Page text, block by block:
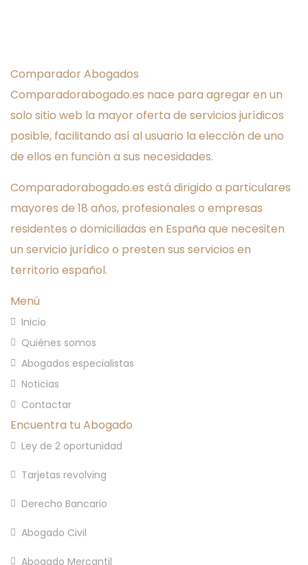
Comparador Abogados
Comparadorabogado.es nace para agregar en un
solo sitio web la mayor oferta de servicios jurídicos
posible, facilitando así al usuario la elección de uno
de ellos en función a sus necesidades.
Comparadorabogado.es está dirigido a particulares
mayores de 18 años, profesionales o empresas
residentes o domiciliadas en España que necesiten
un servicio jurídico o presten sus servicios en
territorio español.
Menú
Inicio
Quiénes somos
Abogados especialistas
Noticias
Contactar
Encuentra tu Abogado
Ley de 2 oportunidad
Tarjetas revolving
Derecho Bancario
Abogado Civil
Abogado Mercantil